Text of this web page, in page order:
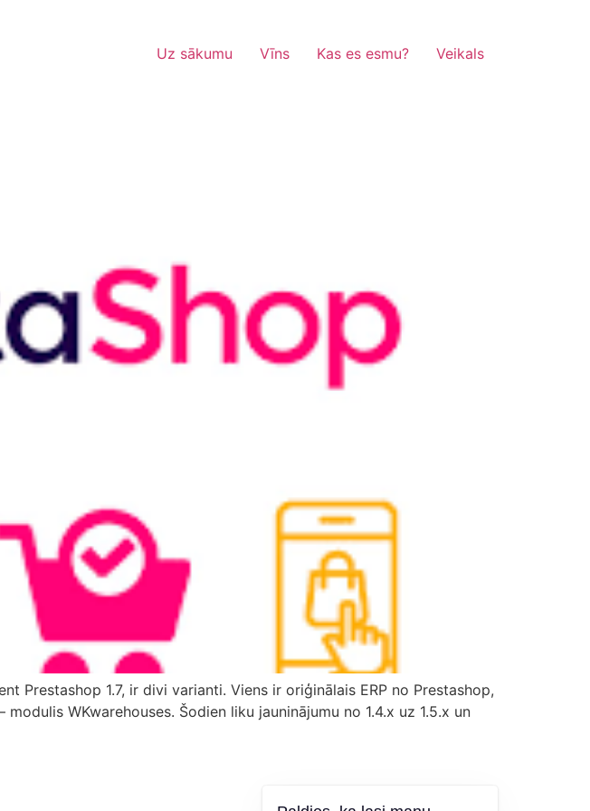
Uz sākumu Vīns Kas es esmu? Veikals
Prestashop 1.7, ir divi varianti. Viens ir oriģinālais ERP no Prestashop,
WKwarehouses. Šodien liku jauninājumu no 1.4.x uz 1.5.x un